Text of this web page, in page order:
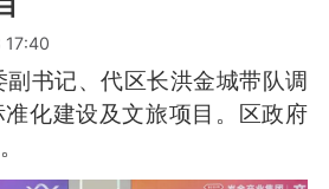
书记、代区长洪金城带队调
化建设及文旅项目。区政府